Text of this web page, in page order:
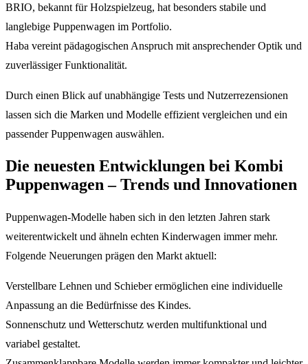
BRIO, bekannt für Holzspielzeug, hat besonders stabile und
langlebige Puppenwagen im Portfolio.
Haba vereint pädagogischen Anspruch mit ansprechender Optik und
zuverlässiger Funktionalität.
Durch einen Blick auf unabhängige Tests und Nutzerrezensionen
lassen sich die Marken und Modelle effizient vergleichen und ein
passender Puppenwagen auswählen.
Die neuesten Entwicklungen bei Kombi
Puppenwagen – Trends und Innovationen
Puppenwagen-Modelle haben sich in den letzten Jahren stark
weiterentwickelt und ähneln echten Kinderwagen immer mehr.
Folgende Neuerungen prägen den Markt aktuell:
Verstellbare Lehnen und Schieber ermöglichen eine individuelle
Anpassung an die Bedürfnisse des Kindes.
Sonnenschutz und Wetterschutz werden multifunktional und
variabel gestaltet.